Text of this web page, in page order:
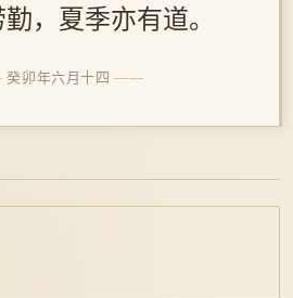
，夏季亦有道。
癸卯年六月十四